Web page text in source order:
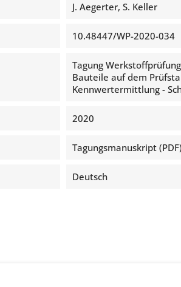
J. Aegerter, S. Keller
10.48447/WP-2020-034
Tagung
Bauteile auf dem
Kennwertermittlung -
2020
Tagungsmanuskript (PDF)
Deutsch